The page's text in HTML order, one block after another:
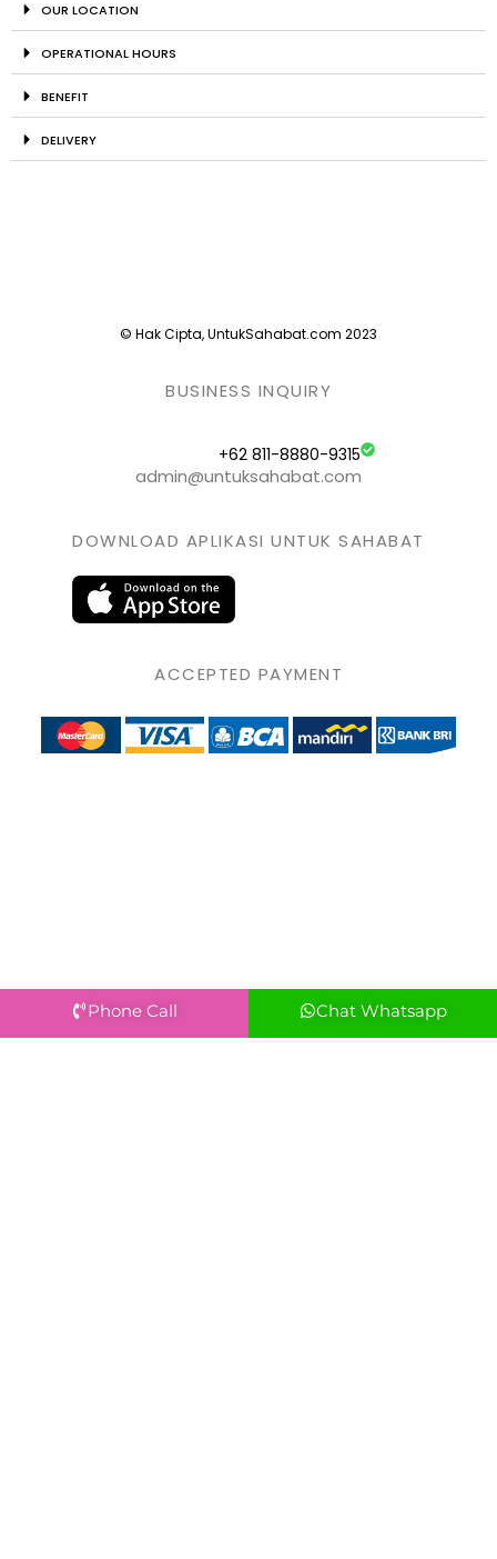
OUR LOCATION
OPERATIONAL HOURS
BENEFIT
DELIVERY
© Hak Cipta, UntukSahabat.com 2023
BUSINESS INQUIRY
+62 811-8880-9315
admin@untuksahabat.com
DOWNLOAD APLIKASI UNTUK SAHABAT
ACCEPTED PAYMENT
Phone Call Chat Whatsapp